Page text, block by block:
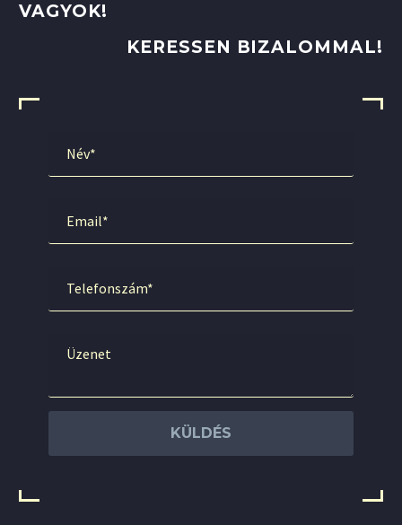
VAGYOK!
KERESSEN BIZALOMMAL!